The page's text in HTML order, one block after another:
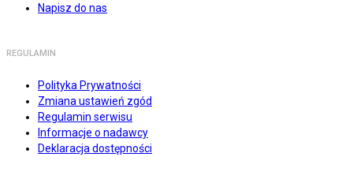
Napisz do nas
REGULAMIN
Polityka Prywatności
Zmiana ustawień zgód
Regulamin serwisu
Informacje o nadawcy
Deklaracja dostępności